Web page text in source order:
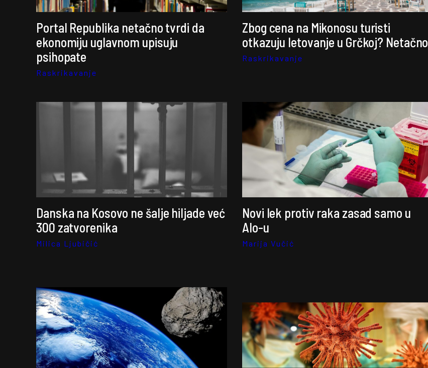
Portal Republika netačno tvrdi da
ekonomiju uglavnom upisuju
psihopate
Raskrikavanje
Zbog cena na Mikonosu turisti
otkazuju letovanje u Grčkoj? Netačno
Raskrikavanje
Danska na Kosovo ne šalje hiljade već
300 zatvorenika
Milica Ljubičić
Novi lek protiv raka zasad samo u
Alo-u
Marija Vučić